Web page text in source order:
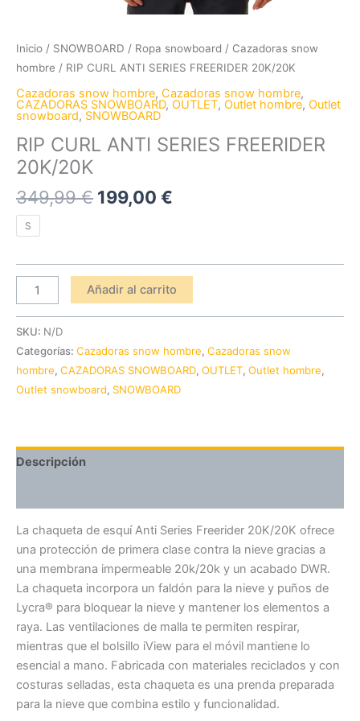
Inicio / SNOWBOARD / Ropa snowboard / Cazadoras snow
hombre / RIP CURL ANTI SERIES FREERIDER 20K/20K
Cazadoras snow hombre, Cazadoras snow hombre,
CAZADORAS SNOWBOARD, OUTLET, Outlet hombre, Outlet
snowboard, SNOWBOARD
RIP CURL ANTI SERIES FREERIDER
20K/20K
349,99€ 199,00 €
S
Añadir al carrito
SKU: N/D
Categorías: Cazadoras snow hombre, Cazadoras snow
hombre, CAZADORAS SNOWBOARD, OUTLET, Outlet hombre,
Outlet snowboard, SNOWBOARD
Descripción
La chaqueta de esquí Anti Series Freerider 20K/20K ofrece
una protección de primera clase contra la nieve gracias a
una membrana impermeable 20k/20k y un acabado DWR.
La chaqueta incorpora un faldón para la nieve y puños de
Lycra® para bloquear la nieve y mantener los elementos a
raya. Las ventilaciones de malla te permiten respirar,
mientras que el bolsillo iView para el móvil mantiene lo
esencial a mano. Fabricada con materiales reciclados y con
costuras selladas, esta chaqueta es una prenda preparada
para la nieve que combina estilo y funcionalidad.